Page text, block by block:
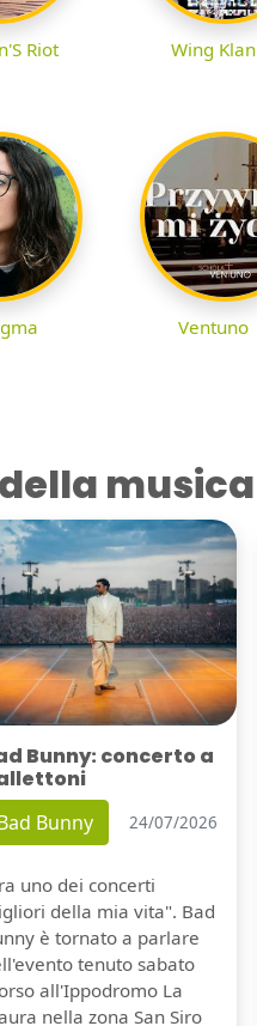
Riot Wing Klan
Ventuno
musica
Bunny: concerto a
Bunny 24/07/2026
uno dei concerti
della mia vita". Bad
è tornato a parlare
tenuto sabato
all'Ippodromo La
nella zona San Siro